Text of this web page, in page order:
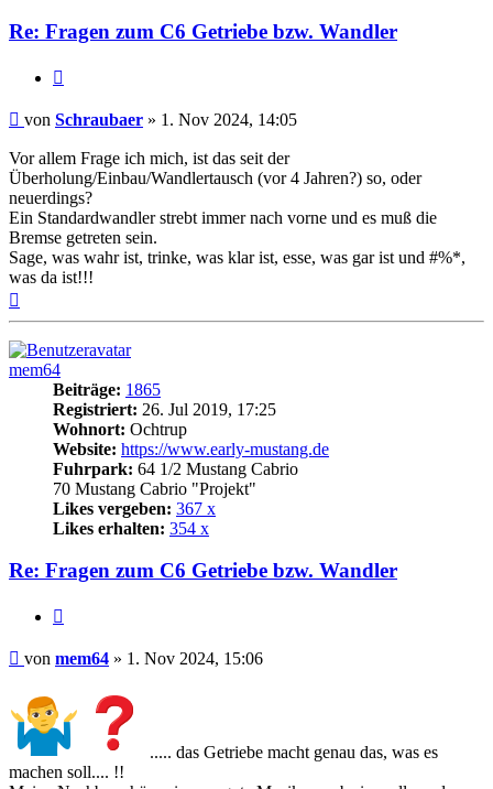
Re: Fragen zum C6 Getriebe bzw. Wandler
Beitrag
von Schraubaer » 1. Nov 2024, 14:05
Vor allem Frage ich mich, ist das seit der
Überholung/Einbau/Wandlertausch (vor 4 Jahren?) so, oder
neuerdings?
Ein Standardwandler strebt immer nach vorne und es muß die
Bremse getreten sein.
Sage, was wahr ist, trinke, was klar ist, esse, was gar ist und #%*,
was da ist!!!
mem64
Beiträge: 1865
Registriert: 26. Jul 2019, 17:25
Wohnort: Ochtrup
Website: https://www.early-mustang.de
Fuhrpark: 64 1/2 Mustang Cabrio
70 Mustang Cabrio "Projekt"
Likes vergeben: 367 x
Likes erhalten: 354 x
Re: Fragen zum C6 Getriebe bzw. Wandler
Beitrag
von mem64 » 1. Nov 2024, 15:06
..... das Getriebe macht genau das, was es
machen soll.... !!